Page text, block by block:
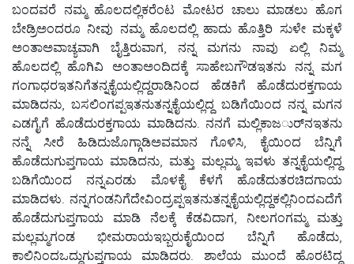
ಬಂದವರೆ ನಮ್ಮ ಹೊಲದಲ್ಲಿಕರೆಂಟ ಮೋಟರ ಚಾಲು ಮಾಡಲು ಹೊಗ
ಬೇಡ್ರಿಅಂದರೂ ನೀವು ನಮ್ಮ ಹೊಲದಲ್ಲಿ ಹಾದು ಹೊತ್ತಿರಿ ಸುಳೇ ಮಕ್ಕಳೆ
ಅಂತಾಅವಾಚ್ಯವಾಗಿ ಬೈತ್ತಿರುವಾಗ, ನನ್ನ ಮಗನು ನಾವು ಏಲ್ಲಿ ನಿಮ್ಮ
ಹೊಲದಲ್ಲಿ ಹೊಗಿವಿ ಅಂತಾಅಂದಿದಕ್ಕೆ ಸಾಹೇಬಗೌಡಇತನು ನನ್ನ ಮಗ
ಗಂಗಾಧರಇತನಿಗೆತನ್ನಕೈಯಲ್ಲಿದ್ದರಾಡಿನಿಂದ ಹೆಡಕಿಗೆ ಹೊಡೆದುರಕ್ತಗಾಯ
ಮಾಡಿದನು, ಬಸಲಿಂಗಪ್ಪಇತನುತನ್ನಕೈಯಲ್ಲಿದ್ದ ಬಡಿಗೆಯಿಂದ ನನ್ನ ಮಗನ
ಎಡಗೈಗೆ ಹೊಡೆದುರಕ್ತಗಾಯ ಮಾಡಿದನು. ನನಗೆ ಮಲ್ಲಿಕಾಜರ್ುನಇತನು
ನನ್ನೆ ಸೀರೆ ಹಿಡಿದುಜೊಗ್ಗಾಡಿಅವಮಾನ ಗೊಳಿಸಿ, ಕೈಯಿಂದ ಬೆನ್ನಿಗೆ
ಹೊಡೆದುಗುಪ್ತಗಾಯ ಮಾಡಿದನು, ಮತ್ತು ಮಲ್ಲಮ್ಮ ಇವಳು ತನ್ನಕೈಯಲ್ಲಿದ್ದ
ಬಡಿಗೆಯಿಂದ ನನ್ನಎರಡು ಮೊಳಕೈ ಕೆಳಗೆ ಹೊಡೆದುತರಚಿದಗಾಯ
ಮಾಡಿದಳು. ನನ್ನಗಂಡನಿಗೆದೇವಿಂದ್ರಪ್ಪಇತನುತನ್ನಕೈಯಲ್ಲಿದ್ದಕಲ್ಲಿನಿಂದಎದೆಗೆ
ಹೊಡೆದುಗುಪ್ತಗಾಯ ಮಾಡಿ ನೆಲಕ್ಕೆ ಕೆಡವಿದಾಗ, ನೀಲಗಂಗಮ್ಮ ಮತ್ತು
ಮಲ್ಲಮ್ಮಗಂಡ ಭೀಮರಾಯಇಬ್ಬರುಕೈಯಿಂದ ಬೆನ್ನಿಗೆ ಹೊಡೆದು,
ಕಾಲಿನಿಂದಒದ್ದುಗುಪ್ತಗಾಯ ಮಾಡಿದರು. ಶಾಲೆಯ ಮುಂದೆ ಹೊರಟಿದ್ದ